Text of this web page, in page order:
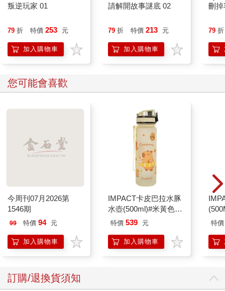
叛逆玩家 01
79 折 特價 253 元
加入購物車
請解開故事謎底 02
79 折 特價 213 元
加入購物車
刪
79 折
您可能會喜歡
今周刊07月2026第
1546期
99 特價 94 元
加入購物車
IMPACT卡皮巴拉水豚
水壺(500ml)#米黃色
IM00B18YL
特價 539 元
加入購物車
特價
訂購/退換貨須知